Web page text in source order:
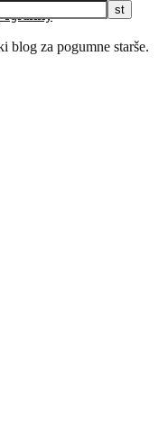
blog za pogumne starše.